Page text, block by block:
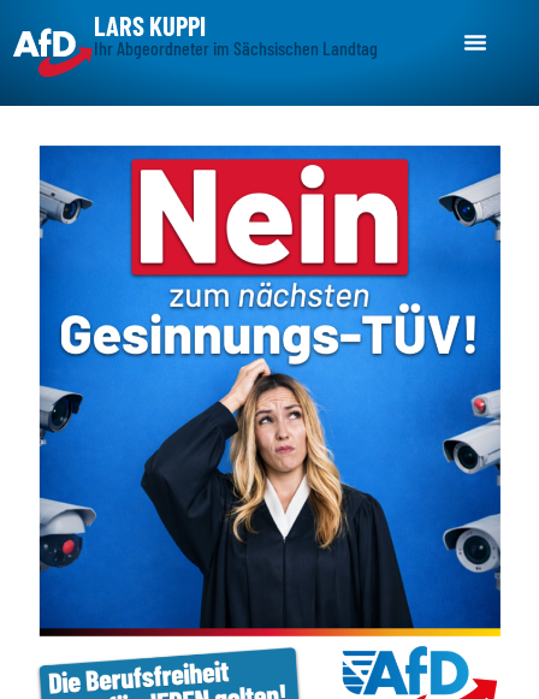
LARS KUPPI
Ihr Abgeordneter im Sächsischen Landtag